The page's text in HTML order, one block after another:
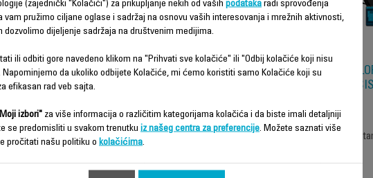
SERIE 130 AI ROBOT
USISIVAČ RR9065
laserski robot usisivač, ikada*
X-PLORER SERIE 65+, ROBOT
X-
(zajednički "Kolačići") za prikupljanje nekih od vaših podataka radi sprovođenja
vam pružimo ciljane oglase i sadržaj na osnovu vaših interesovanja i mrežnih aktivnosti,
dozvolimo dijeljenje sadržaja na društvenim medijima.
ili odbiti gore navedeno klikom na "Prihvati sve kolačiće" ili "Odbij kolačiće koji nisu
Napominjemo da ukoliko odbijete Kolačiće, mi ćemo koristiti samo Kolačiće koji su
efikasan rad veb sajta.
izbori" za više informacija o različitim kategorijama kolačića i da biste imali detaljniji
se predomisliti u svakom trenutku iz našeg centra za preferencije. Možete saznati više
pročitati našu politiku o kolačićima.